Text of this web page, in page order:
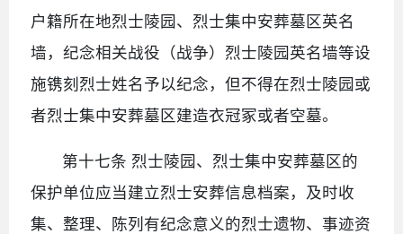
户籍所在地烈士陵园、烈士集中安葬墓区英名
墙，纪念相关战役（战争）烈士陵园英名墙等设
施镌刻烈士姓名予以纪念，但不得在烈士陵园或
者烈士集中安葬墓区建造衣冠冢或者空墓。
第十七条 烈士陵园、烈士集中安葬墓区的
保护单位应当建立烈士安葬信息档案，及时收
集、整理、陈列有纪念意义的烈士遗物、事迹资